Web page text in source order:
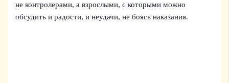
не контролерами, а взрослыми, с которыми можно
обсудить и радости, и неудачи, не боясь наказания.